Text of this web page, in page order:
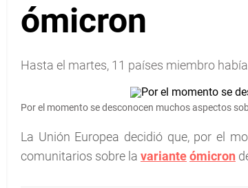
ómicron
Hasta el martes, 11 países miembro
Por el momento se desconocen muchos aspectos
La Unión Europea decidió que, por el
comunitarios sobre la varianteómicron